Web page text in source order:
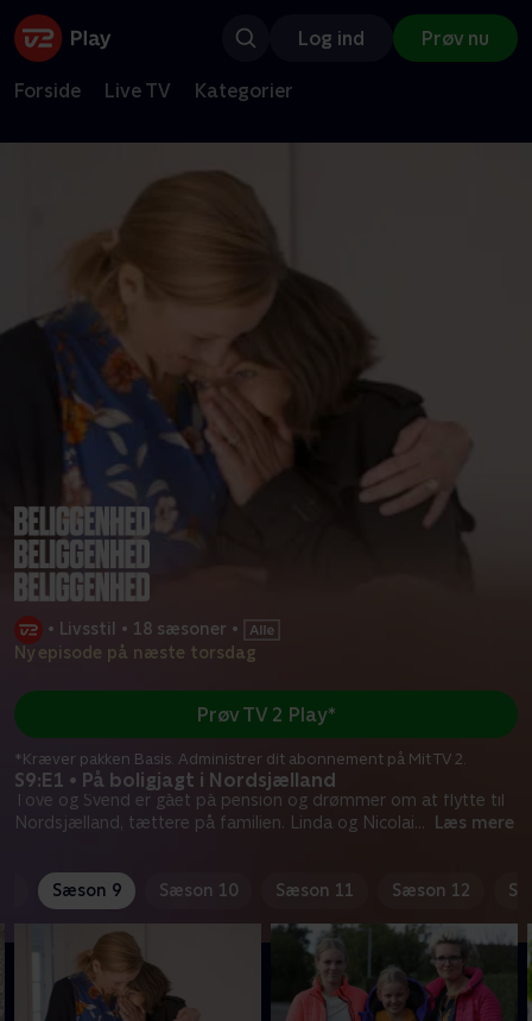
Log ind Prøv nu
Forside Live TV Kategorier
• Livsstil • 18 sæsoner •
Ny episode på næste torsdag
S9:E1 • På boligjagt i Nordsjælland
Tove og Svend er gået på pension og drømmer om at flytte til
Nordsjælland, tættere på familien. Linda og Nicolai... Læs mere
Prøv TV 2 Play*
*Kræver pakken Basis. Administrer dit abonnement på Mit TV 2.
Sæson 9 Sæson 10 Sæson 11 Sæson 12